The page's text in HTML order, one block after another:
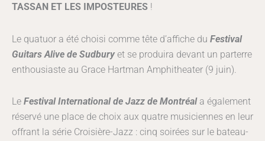
TASSAN ET LES IMPOSTEURES !
Le quatuor a été choisi comme tête d’affiche du Festival
Guitars Alive de Sudburyet se produira devant un parterre
enthousiaste au Grace Hartman Amphitheater (9 juin).
Le Festival International de Jazz de Montréala également
réservé une place de choix aux quatre musiciennes en leur
offrant la série Croisière-Jazz : cinq soirées sur le bateau-